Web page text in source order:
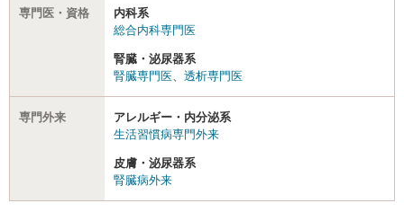
専門医・資格
内科系
総合内科専門医
腎臓・泌尿器系
腎臓専門医
透析専門医
専門外来
アレルギー・内分泌系
生活習慣病専門外来
皮膚・泌尿器系
腎臓病外来